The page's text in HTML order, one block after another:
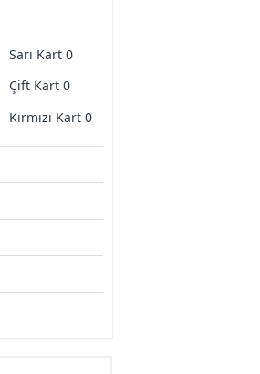
Sarı Kart 0
Çift Kart 0
Kırmızı Kart 0